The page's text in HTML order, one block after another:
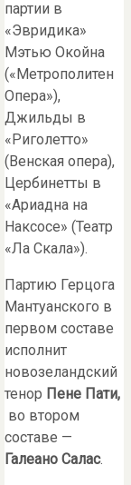
партии в
«Эвридика»
Мэтью Окойна
(«Метрополитен
Опера»),
Джильды в
«Риголетто»
(Венская опера),
Цербинетты в
«Ариадна на
Наксосе» (Театр
«Ла Скала»).
Партию Герцога
Мантуанского в
первом составе
исполнит
новозеландский
тенор Пене Пати,
во втором
составе —
Галеано Салас.